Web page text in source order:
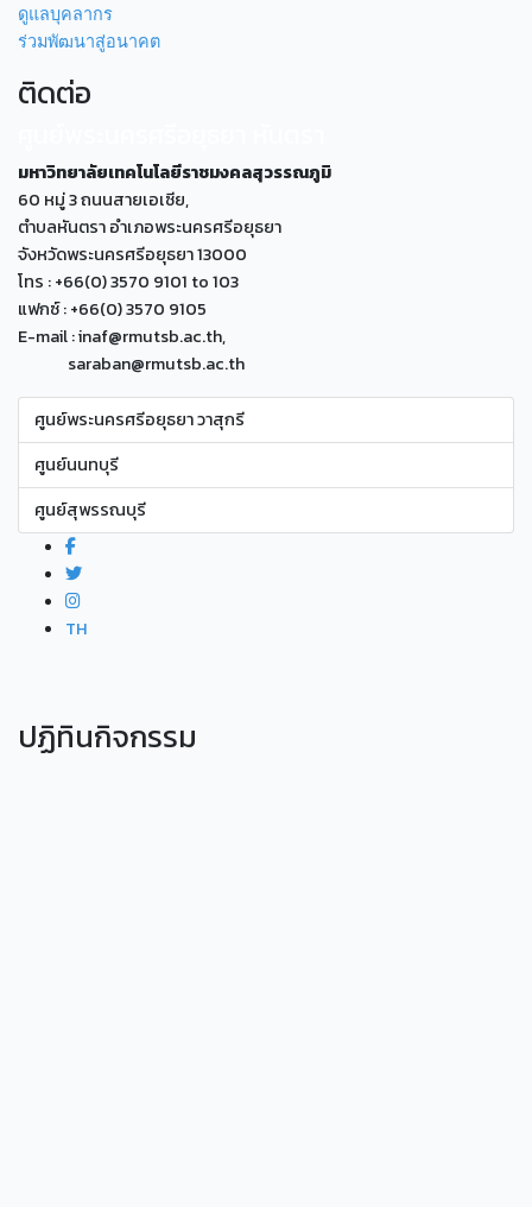
ดูแลบุคลากร
ร่วมพัฒนาสู่อนาคต
ติดต่อ
มหาวิทยาลัยเทคโนโลยีราชมงคลสุวรรณภูมิ
60 หมู่ 3 ถนนสายเอเซีย,
ตำบลหันตรา อำเภอพระนครศรีอยุธยา
จังหวัดพระนครศรีอยุธยา 13000
โทร : +66(0) 3570 9101 to 103
แฟกซ์ : +66(0) 3570 9105
E-mail : inaf@rmutsb.ac.th,
saraban@rmutsb.ac.th
ศูนย์พระนครศรีอยุธยา วาสุกรี
ศูนย์นนทบุรี
ศูนย์สุพรรณบุรี
TH
ปฏิทินกิจกรรม